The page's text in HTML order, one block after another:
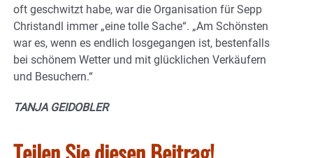
oft geschwitzt habe, war die Organisation für Sepp
Christandl immer „eine tolle Sache“. „Am Schönsten
war es, wenn es endlich losgegangen ist, bestenfalls
bei schönem Wetter und mit glücklichen Verkäufern
und Besuchern.“
TANJA GEIDOBLER